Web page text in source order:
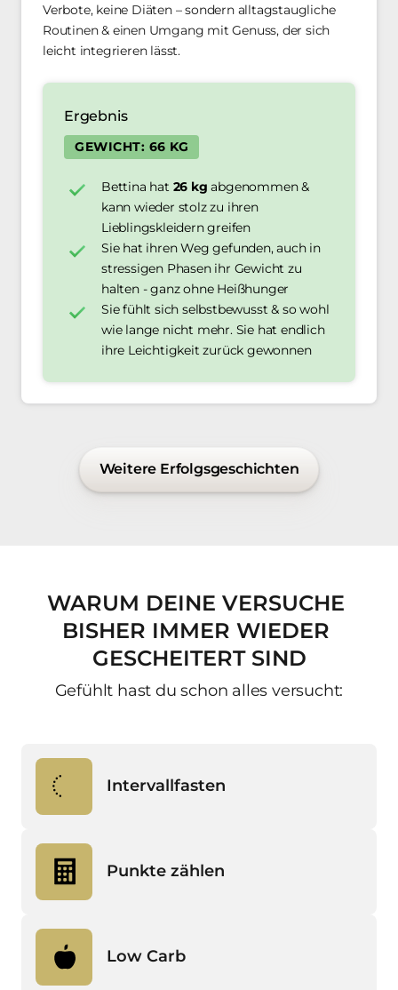
Verbote, keine Diäten – sondern alltagstaugliche
Routinen & einen Umgang mit Genuss, der sich
leicht integrieren lässt.
Ergebnis
GEWICHT: 66 KG
Bettina hat 26 kg abgenommen &
kann wieder stolz zu ihren
Lieblingskleidern greifen
Sie hat ihren Weg gefunden, auch in
stressigen Phasen ihr Gewicht zu
halten - ganz ohne Heißhunger
Sie fühlt sich selbstbewusst & so wohl
wie lange nicht mehr. Sie hat endlich
ihre Leichtigkeit zurück gewonnen
Weitere Erfolgsgeschichten
WARUM DEINE
BISHER IMMER
GESCHEITERT SIND
Gefühlt hast du schon alles versucht:
Intervallfasten
Heißhunger zuschlägt, weil du
Stoffwechsel leiden.
Punkte zählen
vom Zählen & kommst spätestens
Low Carb